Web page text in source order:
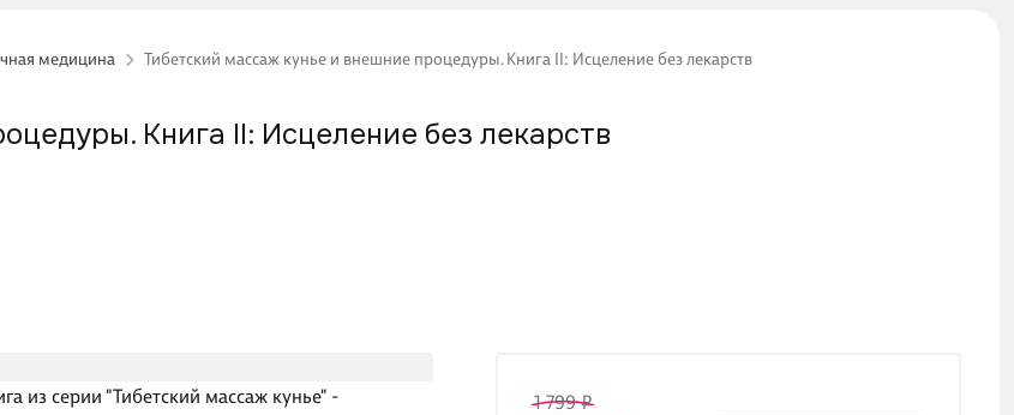
медицина Тибетский массаж кунье и внешние процедуры. Книга II: Исцеление без лекарств
из серии "Тибетский массаж кунье" -
Книга II: Исцеление без лекарств
1 799 ₽